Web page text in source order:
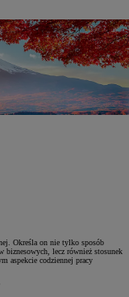
Określa on nie tylko sposób
biznesowych, lecz również stosunek
aspekcie codziennej pracy